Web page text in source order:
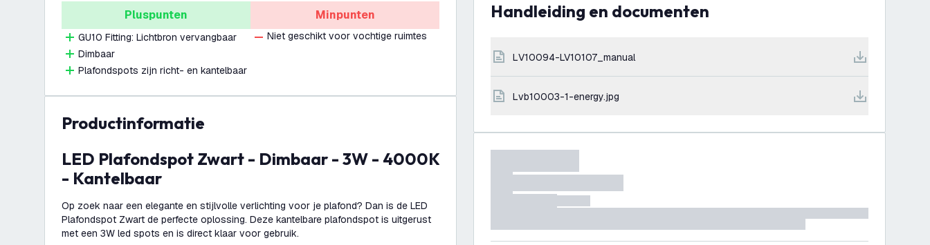
Pluspunten
GU10 Fitting: Lichtbron vervangbaar
Dimbaar
Plafondspots zijn richt- en kantelbaar
Minpunten
Niet geschikt voor vochtige ruimtes
productinformatie
LED Plafondspot Zwart - Dimbaar - 3W - 4000K
- Kantelbaar
Op zoek naar een elegante en stijlvolle verlichting voor je plafond? Dan is de LED
Plafondspot Zwart de perfecte oplossing. Deze kantelbare plafondspot is uitgerust
met een 3W led spots en is direct klaar voor gebruik.
Handleiding en documenten
LV10094-LV10107_manual
lvb10003-1-energy.jpg